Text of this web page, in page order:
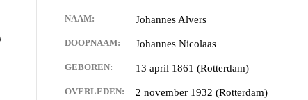
NAAM: Johannes Alvers
DOOPNAAM: Johannes Nicolaas
GEBOREN: 13 april 1861 (Rotterdam)
OVERLEDEN: 2 november 1932 (Rotterdam)